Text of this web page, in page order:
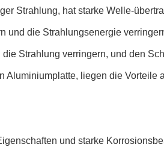
Strahlung, hat starke Welle-
und die Strahlungsenergie
Strahlung verringern, und den
Aluminiumplatte, liegen die Vorteile
und starke